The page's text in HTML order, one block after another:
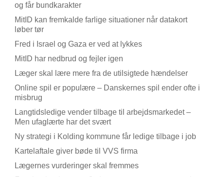
og får bundkarakter
MitID kan fremkalde farlige situationer når datakort
løber tør
Fred i Israel og Gaza er ved at lykkes
MitID har nedbrud og fejler igen
Læger skal lære mere fra de utilsigtede hændelser
Online spil er populære – Danskernes spil ender ofte i
misbrug
Langtidsledige vender tilbage til arbejdsmarkedet –
Men ufaglærte har det svært
Ny strategi i Kolding kommune får ledige tilbage i job
Kartelaftale giver bøde til VVS firma
Lægernes vurderinger skal fremmes